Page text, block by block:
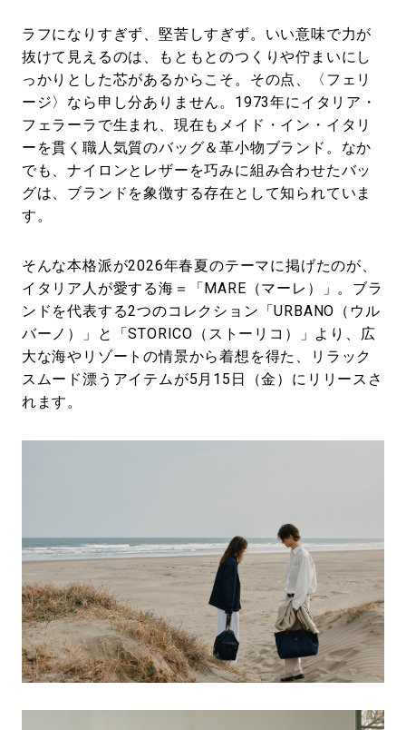
ラフになりすぎず、堅苦しすぎず。いい意味で力が
抜けて見えるのは、もともとのつくりや佇まいにし
っかりとした芯があるからこそ。その点、〈フェリ
ージ〉なら申し分ありません。1973年にイタリア・
フェラーラで生まれ、現在もメイド・イン・イタリ
ーを貫く職人気質のバッグ＆革小物ブランド。なか
でも、ナイロンとレザーを巧みに組み合わせたバッ
グは、ブランドを象徴する存在として知られていま
す。
そんな本格派が2026年春夏のテーマに掲げたのが、
イタリア人が愛する海＝「MARE（マーレ）」。ブラ
ンドを代表する2つのコレクション「URBANO（ウル
バーノ）」と「STORICO（ストーリコ）」より、広
大な海やリゾートの情景から着想を得た、リラック
スムード漂うアイテムが5月15日（金）にリリースさ
れます。